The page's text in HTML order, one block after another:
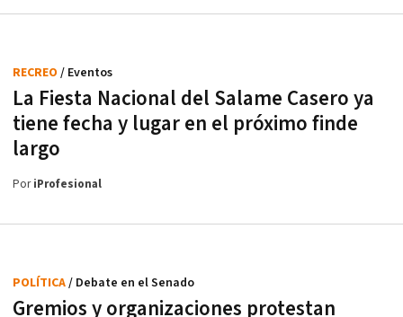
La Fiesta Nacional del Salame Casero ya
tiene fecha y lugar en el próximo finde
largo
RECREO / Eventos
PoriProfesional
Gremios y organizaciones protestan
POLÍTICA/ Debate en el Senado